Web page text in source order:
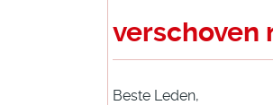
verschoven
Beste Leden,